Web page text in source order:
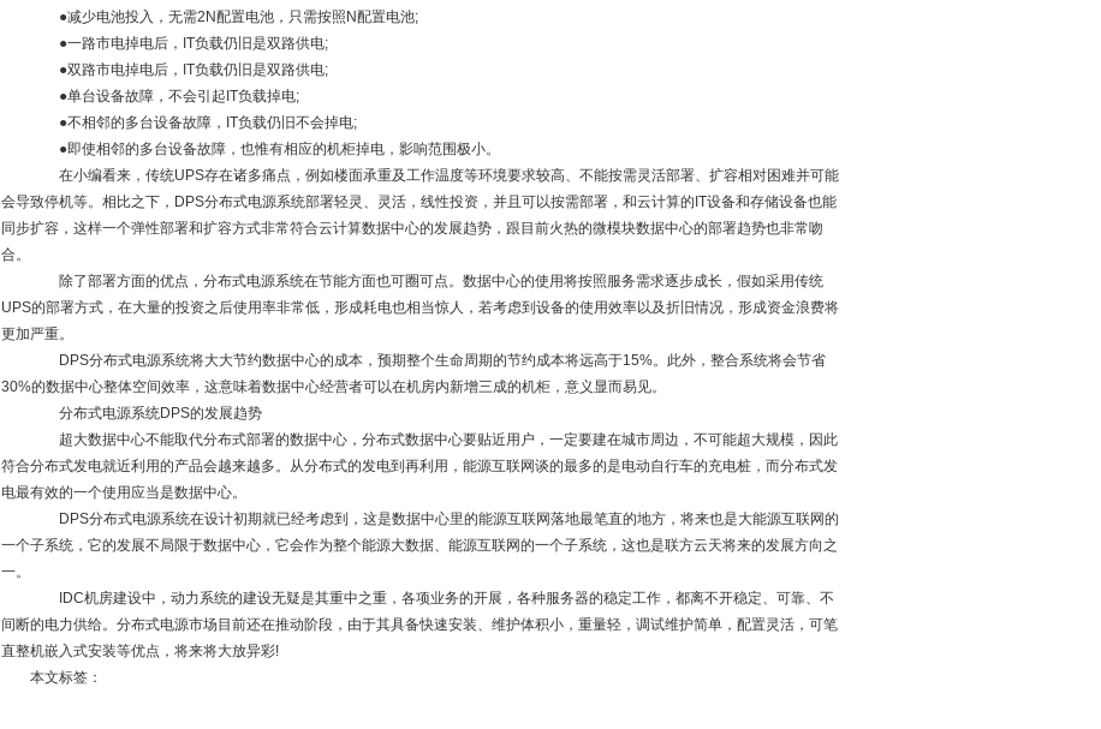
●减少电池投入，无需2N配置电池，只需按照N配置电池;
●一路市电掉电后，IT负载仍旧是双路供电;
●双路市电掉电后，IT负载仍旧是双路供电;
●单台设备故障，不会引起IT负载掉电;
●不相邻的多台设备故障，IT负载仍旧不会掉电;
●即使相邻的多台设备故障，也惟有相应的机柜掉电，影响范围极小。
在小编看来，传统UPS存在诸多痛点，例如楼面承重及工作温度等环境要求较高、不能按需灵活部署、扩容相对困难并可能
会导致停机等。相比之下，DPS分布式电源系统部署轻灵、灵活，线性投资，并且可以按需部署，和云计算的IT设备和存储设备也能
同步扩容，这样一个弹性部署和扩容方式非常符合云计算数据中心的发展趋势，跟目前火热的微模块数据中心的部署趋势也非常吻
合。
除了部署方面的优点，分布式电源系统在节能方面也可圈可点。数据中心的使用将按照服务需求逐步成长，假如采用传统
UPS的部署方式，在大量的投资之后使用率非常低，形成耗电也相当惊人，若考虑到设备的使用效率以及折旧情况，形成资金浪费将
更加严重。
DPS分布式电源系统将大大节约数据中心的成本，预期整个生命周期的节约成本将远高于15%。此外，整合系统将会节省
30%的数据中心整体空间效率，这意味着数据中心经营者可以在机房内新增三成的机柜，意义显而易见。
分布式电源系统DPS的发展趋势
超大数据中心不能取代分布式部署的数据中心，分布式数据中心要贴近用户，一定要建在城市周边，不可能超大规模，因此
符合分布式发电就近利用的产品会越来越多。从分布式的发电到再利用，能源互联网谈的最多的是电动自行车的充电桩，而分布式发
电最有效的一个使用应当是数据中心。
DPS分布式电源系统在设计初期就已经考虑到，这是数据中心里的能源互联网落地最笔直的地方，将来也是大能源互联网的
一个子系统，它的发展不局限于数据中心，它会作为整个能源大数据、能源互联网的一个子系统，这也是联方云天将来的发展方向之
一。
IDC机房建设中，动力系统的建设无疑是其重中之重，各项业务的开展，各种服务器的稳定工作，都离不开稳定、可靠、不
间断的电力供给。分布式电源市场目前还在推动阶段，由于其具备快速安装、维护体积小，重量轻，调试维护简单，配置灵活，可笔
直整机嵌入式安装等优点，将来将大放异彩!
本文标签：